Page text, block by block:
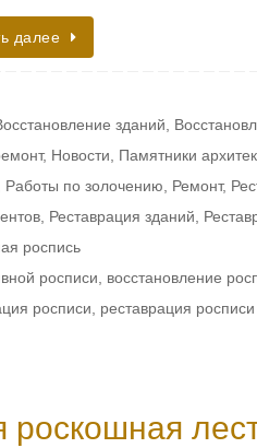
далее
зданий
, Новости Памятники
Работы по золочению Ремонт,
Реставрация зданий
роспись
росписи восстановление
росписи реставрация
роскошная